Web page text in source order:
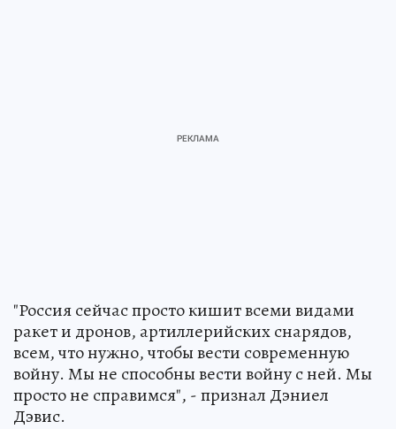
"Россия сейчас просто кишит всеми видами
ракет и дронов, артиллерийских снарядов,
всем, что нужно, чтобы вести современную
войну. Мы не способны вести войну с ней. Мы
просто не справимся", - признал Дэниел
Дэвис.